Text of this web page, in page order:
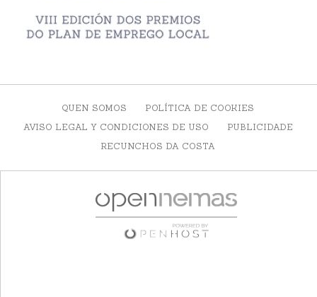
QUEN SOMOS
POLÍTICA DE COOKIES
AVISO LEGAL Y CONDICIONES DE USO
PUBLICIDADE
RECUNCHOS DA COSTA